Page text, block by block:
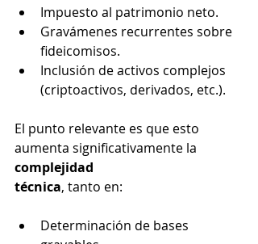
Impuesto al patrimonio neto.
Gravámenes recurrentes sobre
fideicomisos.
Inclusión de activos complejos
(criptoactivos, derivados, etc.).
El punto relevante es que esto
aumenta significativamente la
complejidad
técnica, tanto en:
Determinación de bases